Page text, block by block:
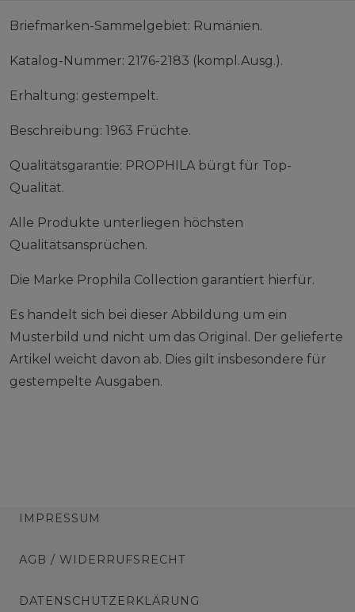
Briefmarken-Sammelgebiet: Rumänien.
Katalog-Nummer: 2176-2183 (kompl.Ausg.).
Erhaltung: gestempelt.
Beschreibung: 1963 Früchte.
Qualitätsgarantie: PROPHILA bürgt für Top-
Qualität.
Alle Produkte unterliegen höchsten
Qualitätsansprüchen.
Die Marke Prophila Collection garantiert hierfür.
Es handelt sich bei dieser Abbildung um ein
Musterbild und nicht um das Original. Der gelieferte
Artikel weicht davon ab. Dies gilt insbesondere für
gestempelte Ausgaben.
IMPRESSUM
AGB / WIDERRUFSRECHT
DATENSCHUTZERKLÄRUNG